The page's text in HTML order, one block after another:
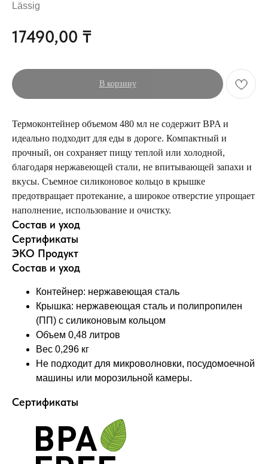
Lässig
17490,00 ₸
В корзину
Термоконтейнер объемом 480 мл не содержит BPA и
идеально подходит для еды в дороге. Компактный и
прочный, он сохраняет пищу теплой или холодной,
благодаря нержавеющей стали, не впитывающей запахи и
вкусы. Съемное силиконовое кольцо в крышке
предотвращает протекание, а широкое отверстие упрощает
наполнение, использование и очистку.
Состав и уход
Сертификаты
ЭКО Продукт
Состав и уход
Контейнер: нержавеющая сталь
Крышка: нержавеющая сталь и полипропилен
(ПП) с силиконовым кольцом
Объем 0,48 литров
Вес 0,296 кг
Не подходит для микроволновки, посудомоечной
машины или морозильной камеры.
Сертификаты
Оставайтесь в курсе новостей и
узнавайте первыми о наших
новинках